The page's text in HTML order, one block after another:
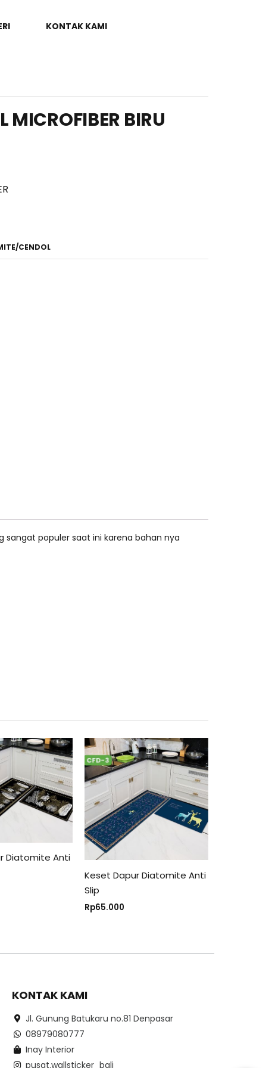
KONTAK KAMI
MICROFIBER BIRU
CENDOL
sangat populer saat ini karena bahan nya
Diatomite Anti
Keset Dapur Diatomite Anti
Slip
Rp65.000
KONTAK KAMI
Jl. Gunung Batukaru no.81 Denpasar
08979080777
Inay Interior
pusat.wallsticker_bali